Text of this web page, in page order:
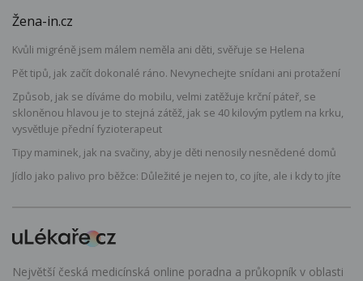
Žena-in.cz
Kvůli migréně jsem málem neměla ani děti, svěřuje se Helena
Pět tipů, jak začít dokonalé ráno. Nevynechejte snídani ani protažení
Způsob, jak se díváme do mobilu, velmi zatěžuje krční páteř, se
skloněnou hlavou je to stejná zátěž, jak se 40 kilovým pytlem na krku,
vysvětluje přední fyzioterapeut
Tipy maminek, jak na svačiny, aby je děti nenosily nesnědené domů
Jídlo jako palivo pro běžce: Důležité je nejen to, co jíte, ale i kdy to jíte
Největší česká medicínská online poradna a průkopník v oblasti